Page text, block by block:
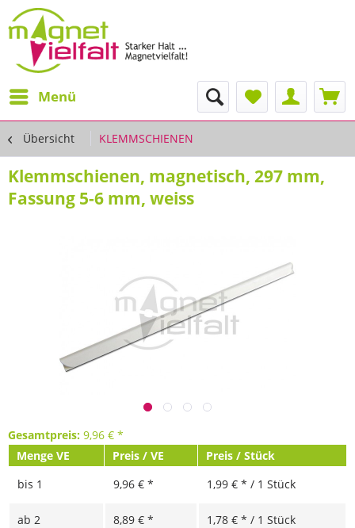
Menü
Übersicht KLEMMSCHIENEN
Klemmschienen, magnetisch, 297 mm,
Fassung 5-6 mm, weiss
Gesamtpreis: 9,96 € *
Menge VE
Preis / VE
Preis / Stück
bis 1 9,96 € * 1,99 € * / 1 Stück
ab 2 8,89 € * 1,78 € * / 1 Stück